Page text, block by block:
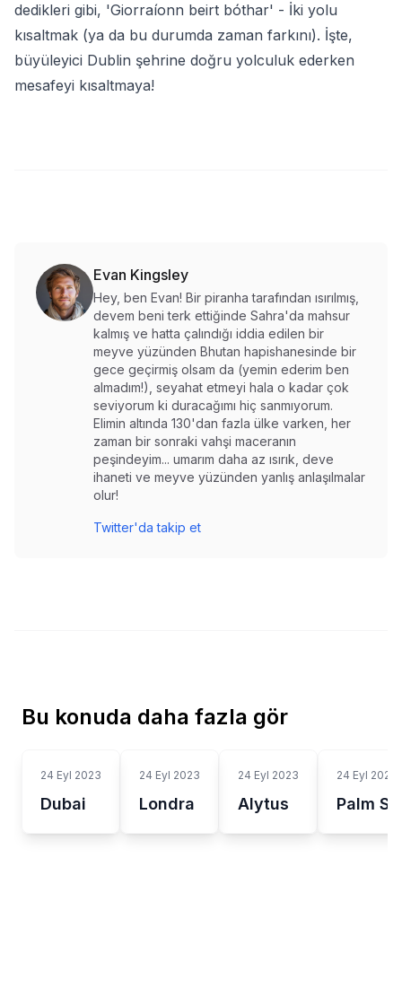
dedikleri gibi, 'Giorraíonn beirt bóthar' - İki yolu
kısaltmak (ya da bu durumda zaman farkını). İşte,
büyüleyici Dublin şehrine doğru yolculuk ederken
mesafeyi kısaltmaya!
Evan Kingsley
Hey, ben Evan! Bir piranha tarafından ısırılmış,
devem beni terk ettiğinde Sahra'da mahsur
kalmış ve hatta çalındığı iddia edilen bir
meyve yüzünden Bhutan hapishanesinde bir
gece geçirmiş olsam da (yemin ederim ben
almadım!), seyahat etmeyi hala o kadar çok
seviyorum ki duracağımı hiç sanmıyorum.
Elimin altında 130'dan fazla ülke varken, her
zaman bir sonraki vahşi maceranın
peşindeyim... umarım daha az ısırık, deve
ihaneti ve meyve yüzünden yanlış anlaşılmalar
olur!
Twitter'da takip et
Bu konuda daha fazla gör
24 Eyl 2023
Dubai
24 Eyl 2023
Londra
24 Eyl 2023
Alytus
24 Eyl 2023
Palm